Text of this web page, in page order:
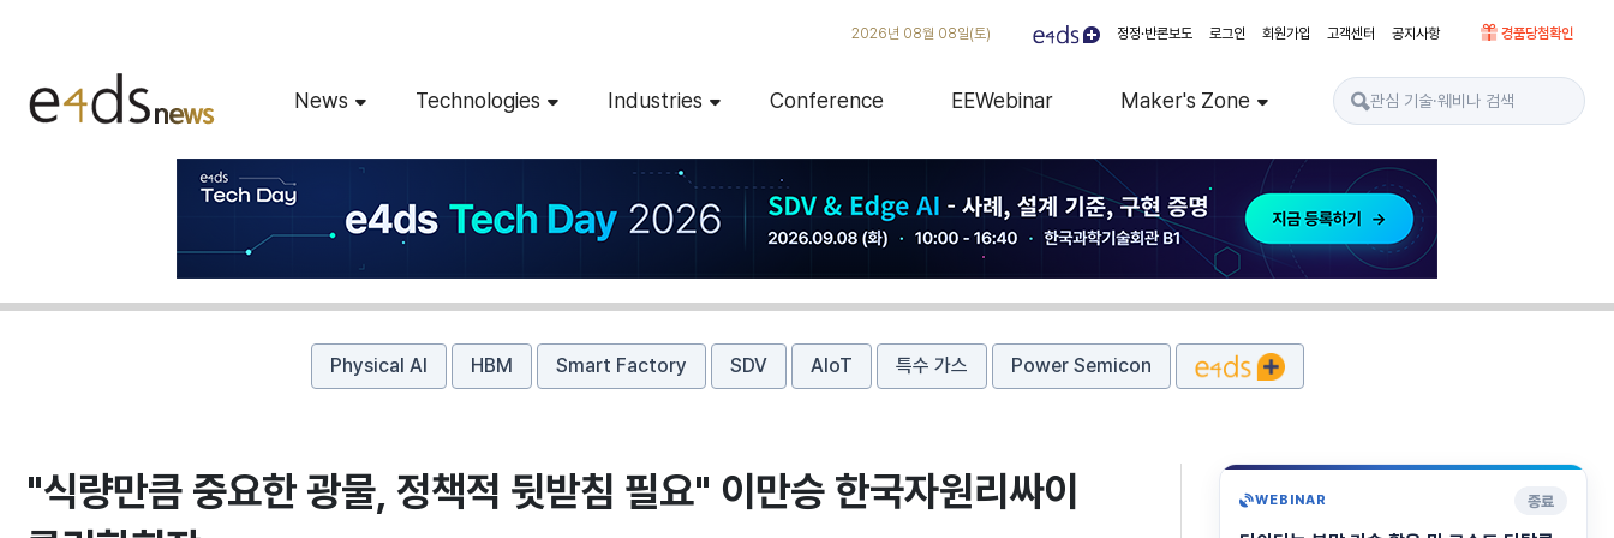
2026년 08월 08일(토) 정정·반론보도 로그인 회원가입 고객센터 공지사항 경품당첨확인
News Technologies Industries Conference EEWebinar Maker's Zone
Physical AI HBM Smart Factory SDV AIoT 특수 가스 Power Semicon
"식량만큼 중요한 광물, 정책적 뒷받침 필요" 이만승 한국자원리싸이
WEBINAR 종료